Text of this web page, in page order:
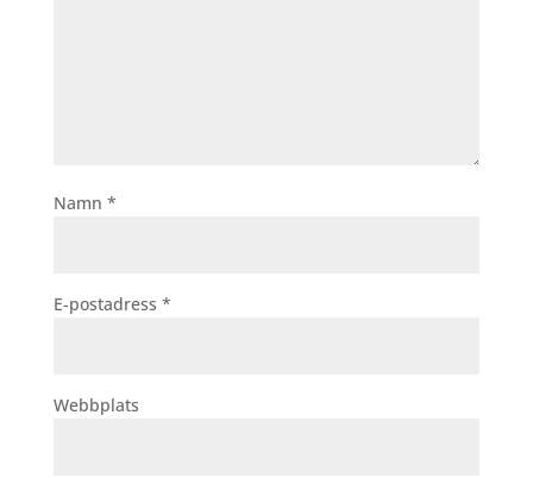
Namn *
E-postadress *
Webbplats